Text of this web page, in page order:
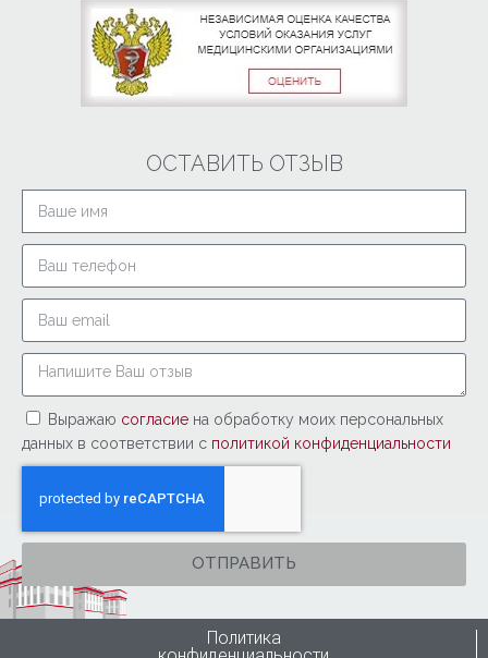
ОСТАВИТЬ ОТЗЫВ
Выражаю согласие на обработку моих персональных
данных в соответствии с политикой конфиденциальности
ОТПРАВИТЬ
Политика